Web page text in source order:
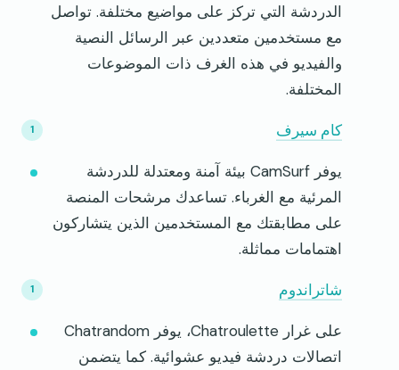
الدردشة التي تركز على مواضيع مختلفة. تواصل
مع مستخدمين متعددين عبر الرسائل النصية
والفيديو في هذه الغرف ذات الموضوعات
المختلفة.
كام سيرف
يوفر CamSurf بيئة آمنة ومعتدلة للدردشة
المرئية مع الغرباء. تساعدك مرشحات المنصة
على مطابقتك مع المستخدمين الذين يتشاركون
اهتمامات مماثلة.
شاتراندوم
على غرار Chatroulette، يوفر Chatrandom
اتصالات دردشة فيديو عشوائية. كما يتضمن